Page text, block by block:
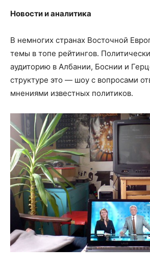
Новости и аналитика
В немногих странах Восточной
темы в топе рейтингов.
аудиторию в Албании, Боснии и
структуре это — шоу с вопросами
мнениями известных политиков.